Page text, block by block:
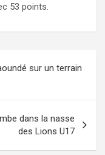
53 points.
sur un terrain
dans la nasse
des Lions U17